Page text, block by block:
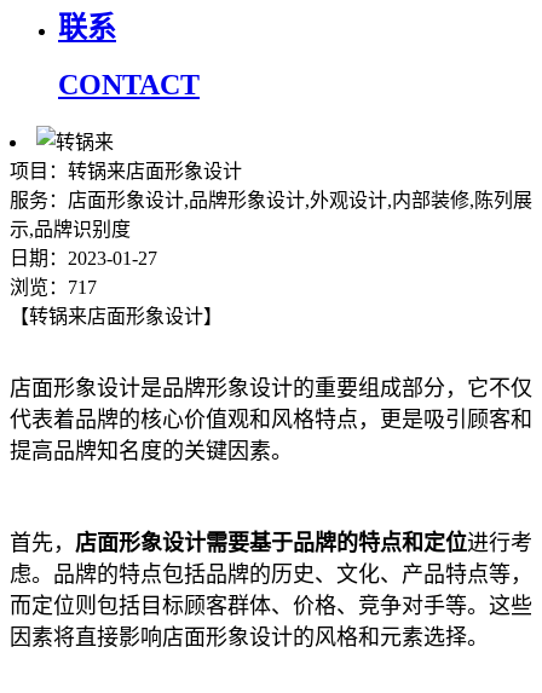
联系
CONTACT
项目：转锅来店面形象设计
服务：店面形象设计,品牌形象设计,外观设计,内部装修,陈列展
示,品牌识别度
日期：2023-01-27
浏览：717
【转锅来店面形象设计】
店面形象设计是品牌形象设计的重要组成部分，它不仅
代表着品牌的核心价值观和风格特点，更是吸引顾客和
提高品牌知名度的关键因素。
首先， 店面形象设计需要基于品牌的特点和定位进行考
虑。品牌的特点包括品牌的历史、文化、产品特点等，
而定位则包括目标顾客群体、价格、竞争对手等。这些
因素将直接影响店面形象设计的风格和元素选择。